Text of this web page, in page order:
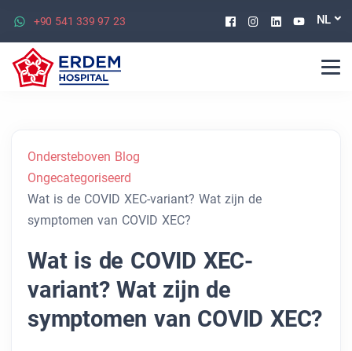
+90 541 339 97 23 Facebook
Instagram
Linkedin
NL
Ondersteboven Blog
Ongecategoriseerd
Wat is de COVID XEC-variant? Wat zijn de
symptomen van COVID XEC?
Wat is de COVID XEC-
variant? Wat zijn de
symptomen van COVID XEC?